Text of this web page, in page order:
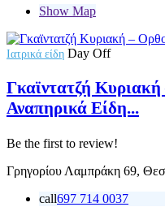
Show Map
Ιατρικά είδη Day Off
Γκαϊντατζή
Αναπηρικά Είδη...
Be the first to review!
Γρηγορίου Λαμπράκη 69,
call697 714 0037